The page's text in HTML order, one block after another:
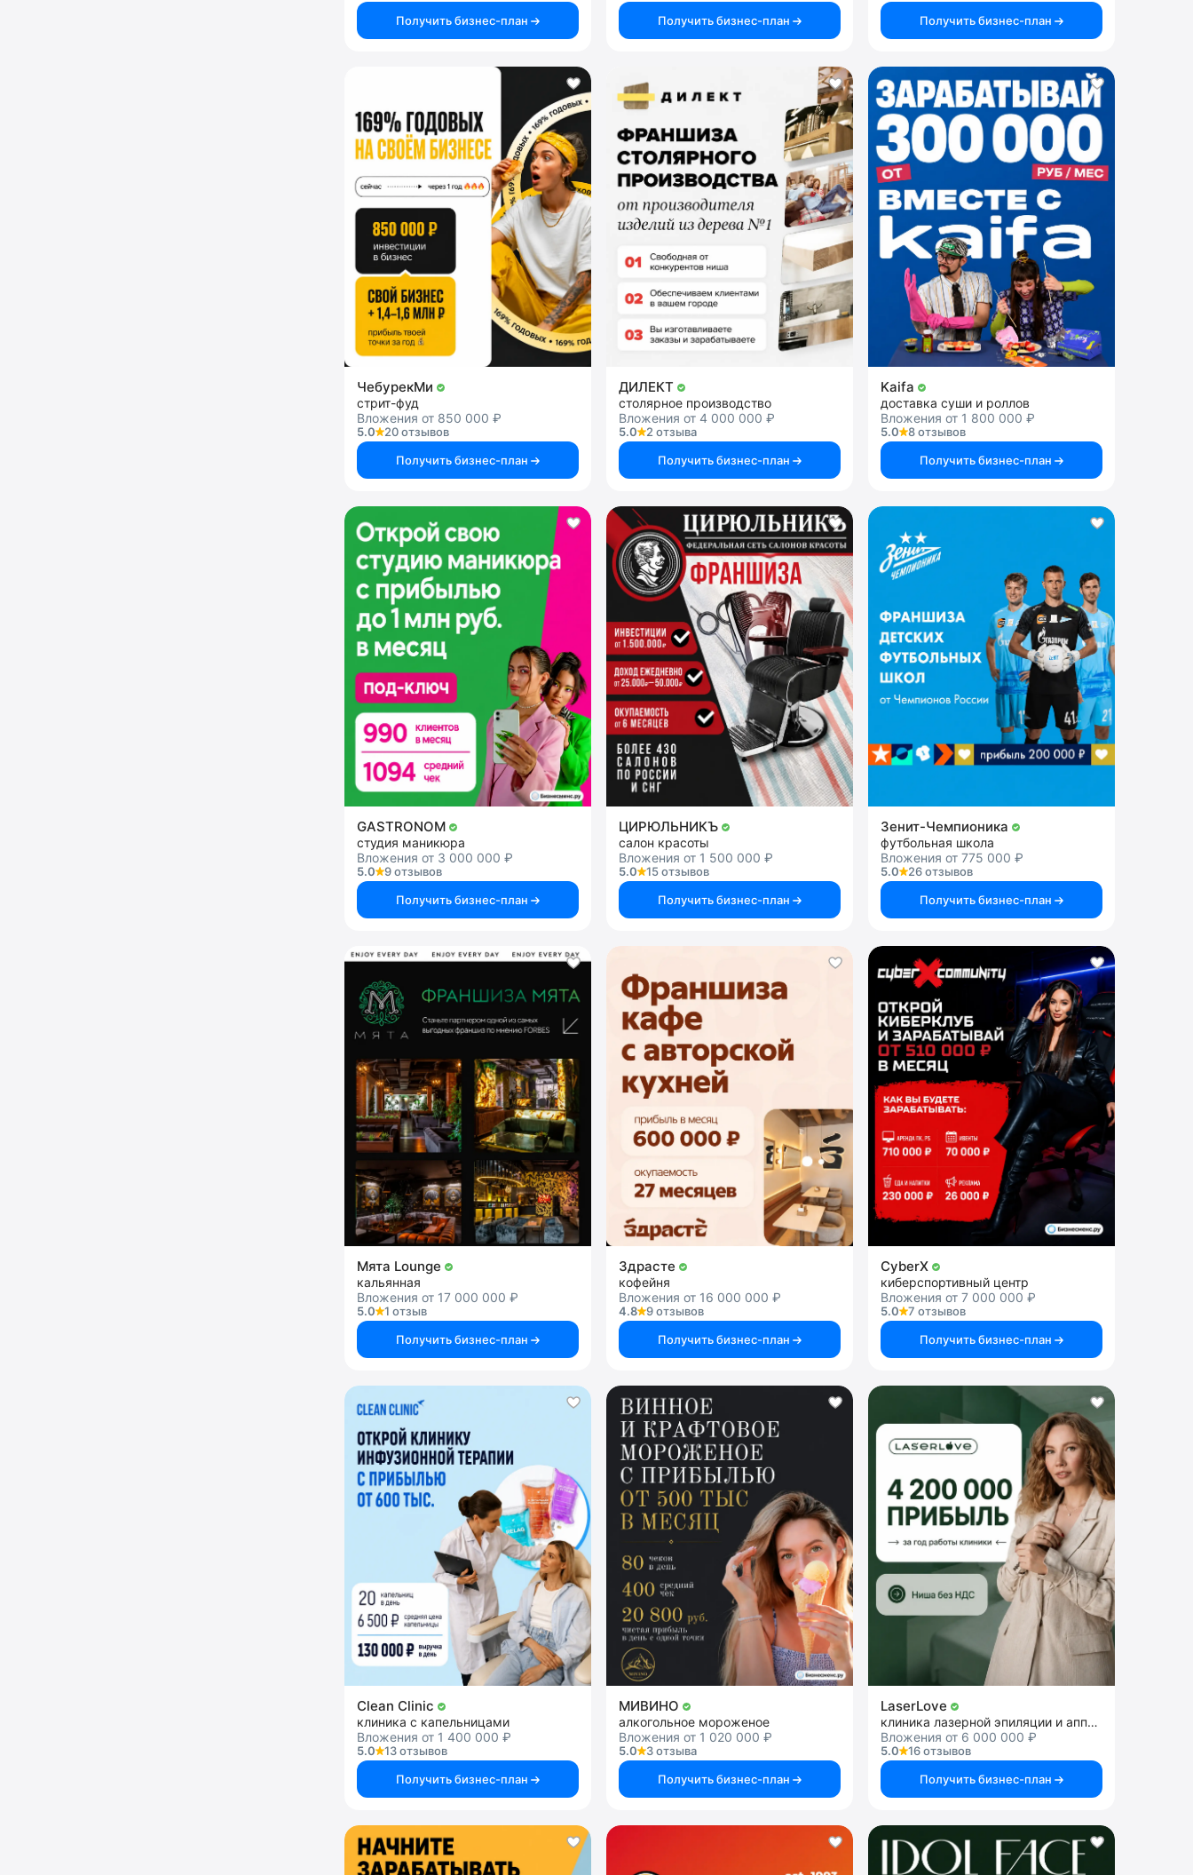
Получить бизнес-план
Получить бизнес-план
Получить бизнес-план
ЧебурекМи
стрит-фуд
Вложения от 850 000 ₽
5.0
20 отзывов
Получить бизнес-план
ДИЛЕКТ
столярное производство
Вложения от 4 000 000 ₽
5.0
2 отзыва
Получить бизнес-план
Kaifa
доставка суши и роллов
Вложения от 1 800 000 ₽
5.0
8 отзывов
Получить бизнес-план
GASTRONOM
студия маникюра
Вложения от 3 000 000 ₽
5.0
9 отзывов
Получить бизнес-план
ЦИРЮЛЬНИКЪ
салон красоты
Вложения от 1 500 000 ₽
5.0
15 отзывов
Получить бизнес-план
Зенит-Чемпионика
футбольная школа
Вложения от 775 000 ₽
5.0
26 отзывов
Получить бизнес-план
Мята Lounge
кальянная
Вложения от 17 000 000 ₽
5.0
1 отзыв
Получить бизнес-план
Здрасте
кофейня
Вложения от 16 000 000 ₽
4.8
9 отзывов
Получить бизнес-план
CyberX
киберспортивный центр
Вложения от 7 000 000 ₽
5.0
7 отзывов
Получить бизнес-план
Clean Clinic
клиника с капельницами
Вложения от 1 400 000 ₽
5.0
13 отзывов
Получить бизнес-план
МИВИНО
алкогольное мороженое
Вложения от 1 020 000 ₽
5.0
3 отзыва
Получить бизнес-план
LaserLove
клиника лазерной эпиляции и аппаратной косметологии
Вложения от 6 000 000 ₽
5.0
16 отзывов
Получить бизнес-план